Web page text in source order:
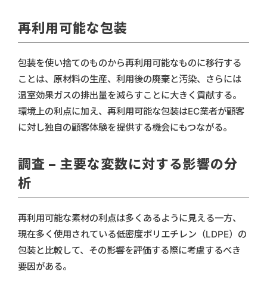
再利用可能な包装
包装を使い捨てのものから再利用可能なものに移行する
ことは、原材料の生産、利用後の廃棄と汚染、さらには
温室効果ガスの排出量を減らすことに大きく貢献する。
環境上の利点に加え、再利用可能な包装はEC業者が顧客
に対し独自の顧客体験を提供する機会にもつながる。
調査 – 主要な変数に対する影響の分
析
再利用可能な素材の利点は多くあるように見える一方、
現在多く使用されている低密度ポリエチレン（LDPE）の
包装と比較して、その影響を評価する際に考慮するべき
要因がある。